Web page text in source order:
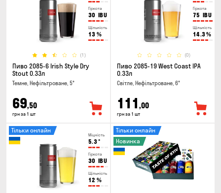
Гіркота
30 IBU
Щільність
13 %
(1)
Пиво 2085-6 Irish Style Dry
Stout 0.33л
Темне, Нефільтроване, 5°
69,50
грн за 1 шт
Гіркота
75 IBU
Щільність
14.3%
(0)
Пиво 2085-19 West Coast IPA
0.33л
Світле, Нефільтроване, 6°
111 ,00
грн за 1 шт
Міцність
5.3°
Гіркота
30 IBU
Щільність
12 %
Тільки онлайн
Тільки онлайн
Новинка